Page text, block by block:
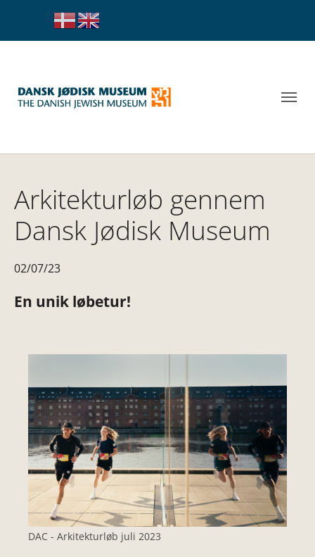
Arkitekturløb gennem
Dansk Jødisk Museum
02/07/23
En unik løbetur!
DAC - Arkitekturløb juli 2023